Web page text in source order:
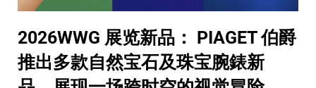
2026WWG 展览新品： PIAGET 伯爵
推出多款自然宝石及珠宝腕錶新